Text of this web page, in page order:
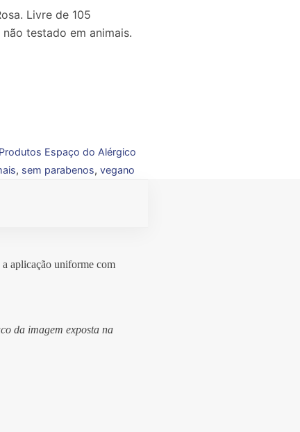
Livre de 105
testado em animais.
Produtos Espaço do Alérgico
, sem parabenos, vegano
aplicação uniforme com
da imagem exposta na